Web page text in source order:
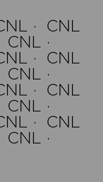
·
CNL
CNL ·
·
CNL
CNL ·
·
CNL
CNL ·
·
CNL
CNL ·